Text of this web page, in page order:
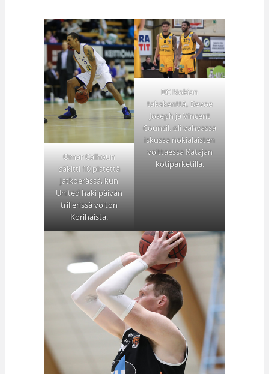
Omar Calhoun
säkitti 10 pistettä
jatkoerässä, kun
United haki päivän
trillerissä voiton
Korihaista.
BC Nokian
takakenttä, Devoe
Joseph ja Vincent
Council, oli vahvassa
iskussa nokialaisten
voittaessa Katajan
kotiparketilla.